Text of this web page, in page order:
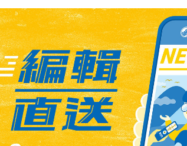
的時段。動保處呼籲，民眾若拾獲蝙蝠可
置，再後送至動保處救傷，以縮短蝙蝠救
八里國中、插角國小、德音國小、猴硐貓
處及八間動物之家共14處。